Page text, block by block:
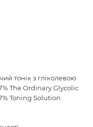
тонік з гліколевою
The Ordinary Glycolic
Toning Solution